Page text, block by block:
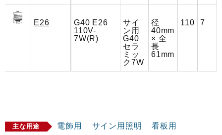
E26
G40 E26
110V-
7W(R)
サイ
ン用
G40
セラ
ミッ
ク7W
径
40mm
× 全
長
61mm
110 7
主な用途 電飾用 サイン用照明 看板用